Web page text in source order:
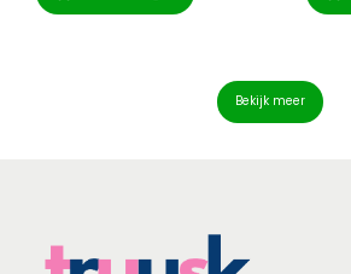
Bekijk meer